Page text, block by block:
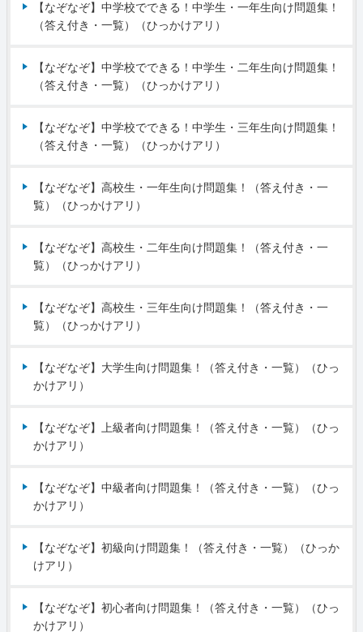
【なぞなぞ】中学校でできる！中学生・一年生向け問題集！
（答え付き・一覧）（ひっかけアリ）
【なぞなぞ】中学校でできる！中学生・二年生向け問題集！
（答え付き・一覧）（ひっかけアリ）
【なぞなぞ】中学校でできる！中学生・三年生向け問題集！
（答え付き・一覧）（ひっかけアリ）
【なぞなぞ】高校生・一年生向け問題集！（答え付き・一
覧）（ひっかけアリ）
【なぞなぞ】高校生・二年生向け問題集！（答え付き・一
覧）（ひっかけアリ）
【なぞなぞ】高校生・三年生向け問題集！（答え付き・一
覧）（ひっかけアリ）
【なぞなぞ】大学生向け問題集！（答え付き・一覧）（ひっ
かけアリ）
【なぞなぞ】上級者向け問題集！（答え付き・一覧）（ひっ
かけアリ）
【なぞなぞ】中級者向け問題集！（答え付き・一覧）（ひっ
かけアリ）
【なぞなぞ】初級向け問題集！（答え付き・一覧）（ひっか
けアリ）
【なぞなぞ】初心者向け問題集！（答え付き・一覧）（ひっ
かけアリ）